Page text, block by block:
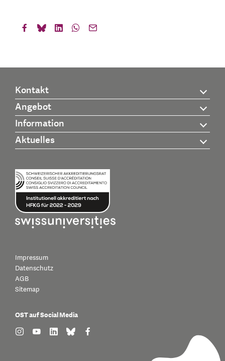
Kontakt
Angebot
Information
Aktuelles
Impressum
Datenschutz
AGB
Sitemap
OST auf Social Media
find us on: instagram
find us on: youtube
find us on: linkedin
find us on: bluesky
find us on: facebook